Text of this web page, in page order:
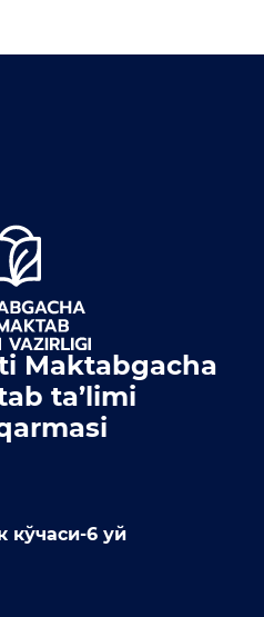
Maktabgacha
ta’limi
6 уй